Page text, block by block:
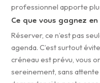
professionnel apporte
Ce que vous gagnez
Réserver, ce n’est pas
agenda. C’est surtout
créneau est prévu, vous
sereinement, sans